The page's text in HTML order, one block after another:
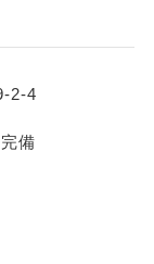
2-4
備